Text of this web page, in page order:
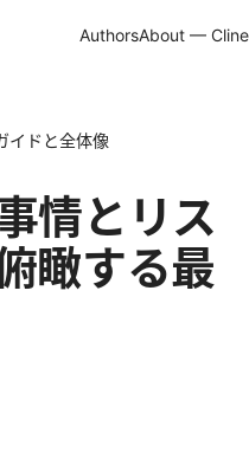
AuthorsAbout —
イドと全体像
情とリス
瞰する最